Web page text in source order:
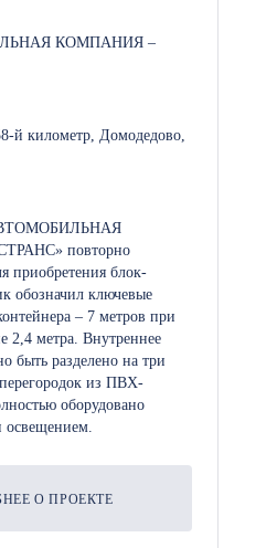
КОМПАНИЯ –
й километр, Домодедово,
повторно
приобретения блок-
обозначил ключевые
– 7 метров при
2,4 метра. Внутреннее
быть разделено на три
из ПВХ-
оборудовано
освещением.
О ПРОЕКТЕ